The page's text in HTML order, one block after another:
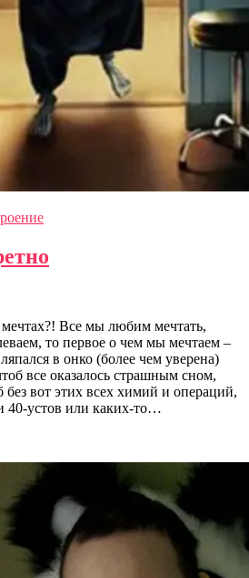
Все мы любим мечтать,
то первое о чем мы мечтаем –
в онко (более чем уверена)
все оказалось страшным сном,
без вот этих всех химий и операций,
40-устов или каких-то…